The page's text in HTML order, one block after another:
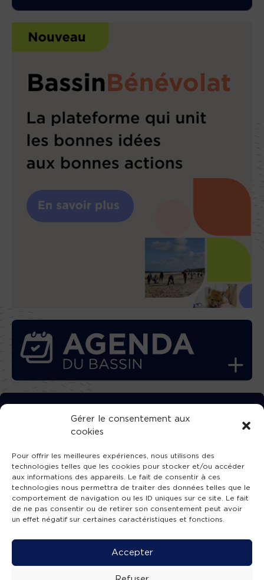
Gérer le consentement aux
cookies
Pour offrir les meilleures expériences, nous utilisons des
technologies telles que les cookies pour stocker et/ou accéder
aux informations des appareils. Le fait de consentir à ces
technologies nous permettra de traiter des données telles que le
comportement de navigation ou les ID uniques sur ce site. Le fait
de ne pas consentir ou de retirer son consentement peut avoir
un effet négatif sur certaines caractéristiques et fonctions.
Accepter
TÉLÉCHARGEZ GRATUITEMENT
L’APPLICATION TVBA !
SUIVEZ-NOUS !
Mentions légales -Accessibilité